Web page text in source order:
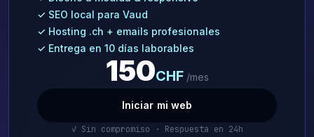
✓ SEO local para Vaud
✓ Hosting .ch + emails profesionales
✓ Entrega en 10 días laborables
150CHF /mes
Iniciar mi web
✓ Sin compromiso · Respuesta en 24h